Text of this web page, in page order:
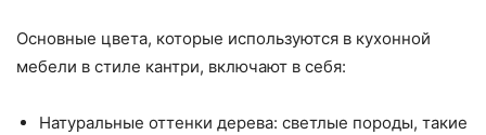
Основные цвета, которые используются в кухонной
мебели в стиле кантри, включают в себя:
Натуральные оттенки дерева: светлые породы, такие